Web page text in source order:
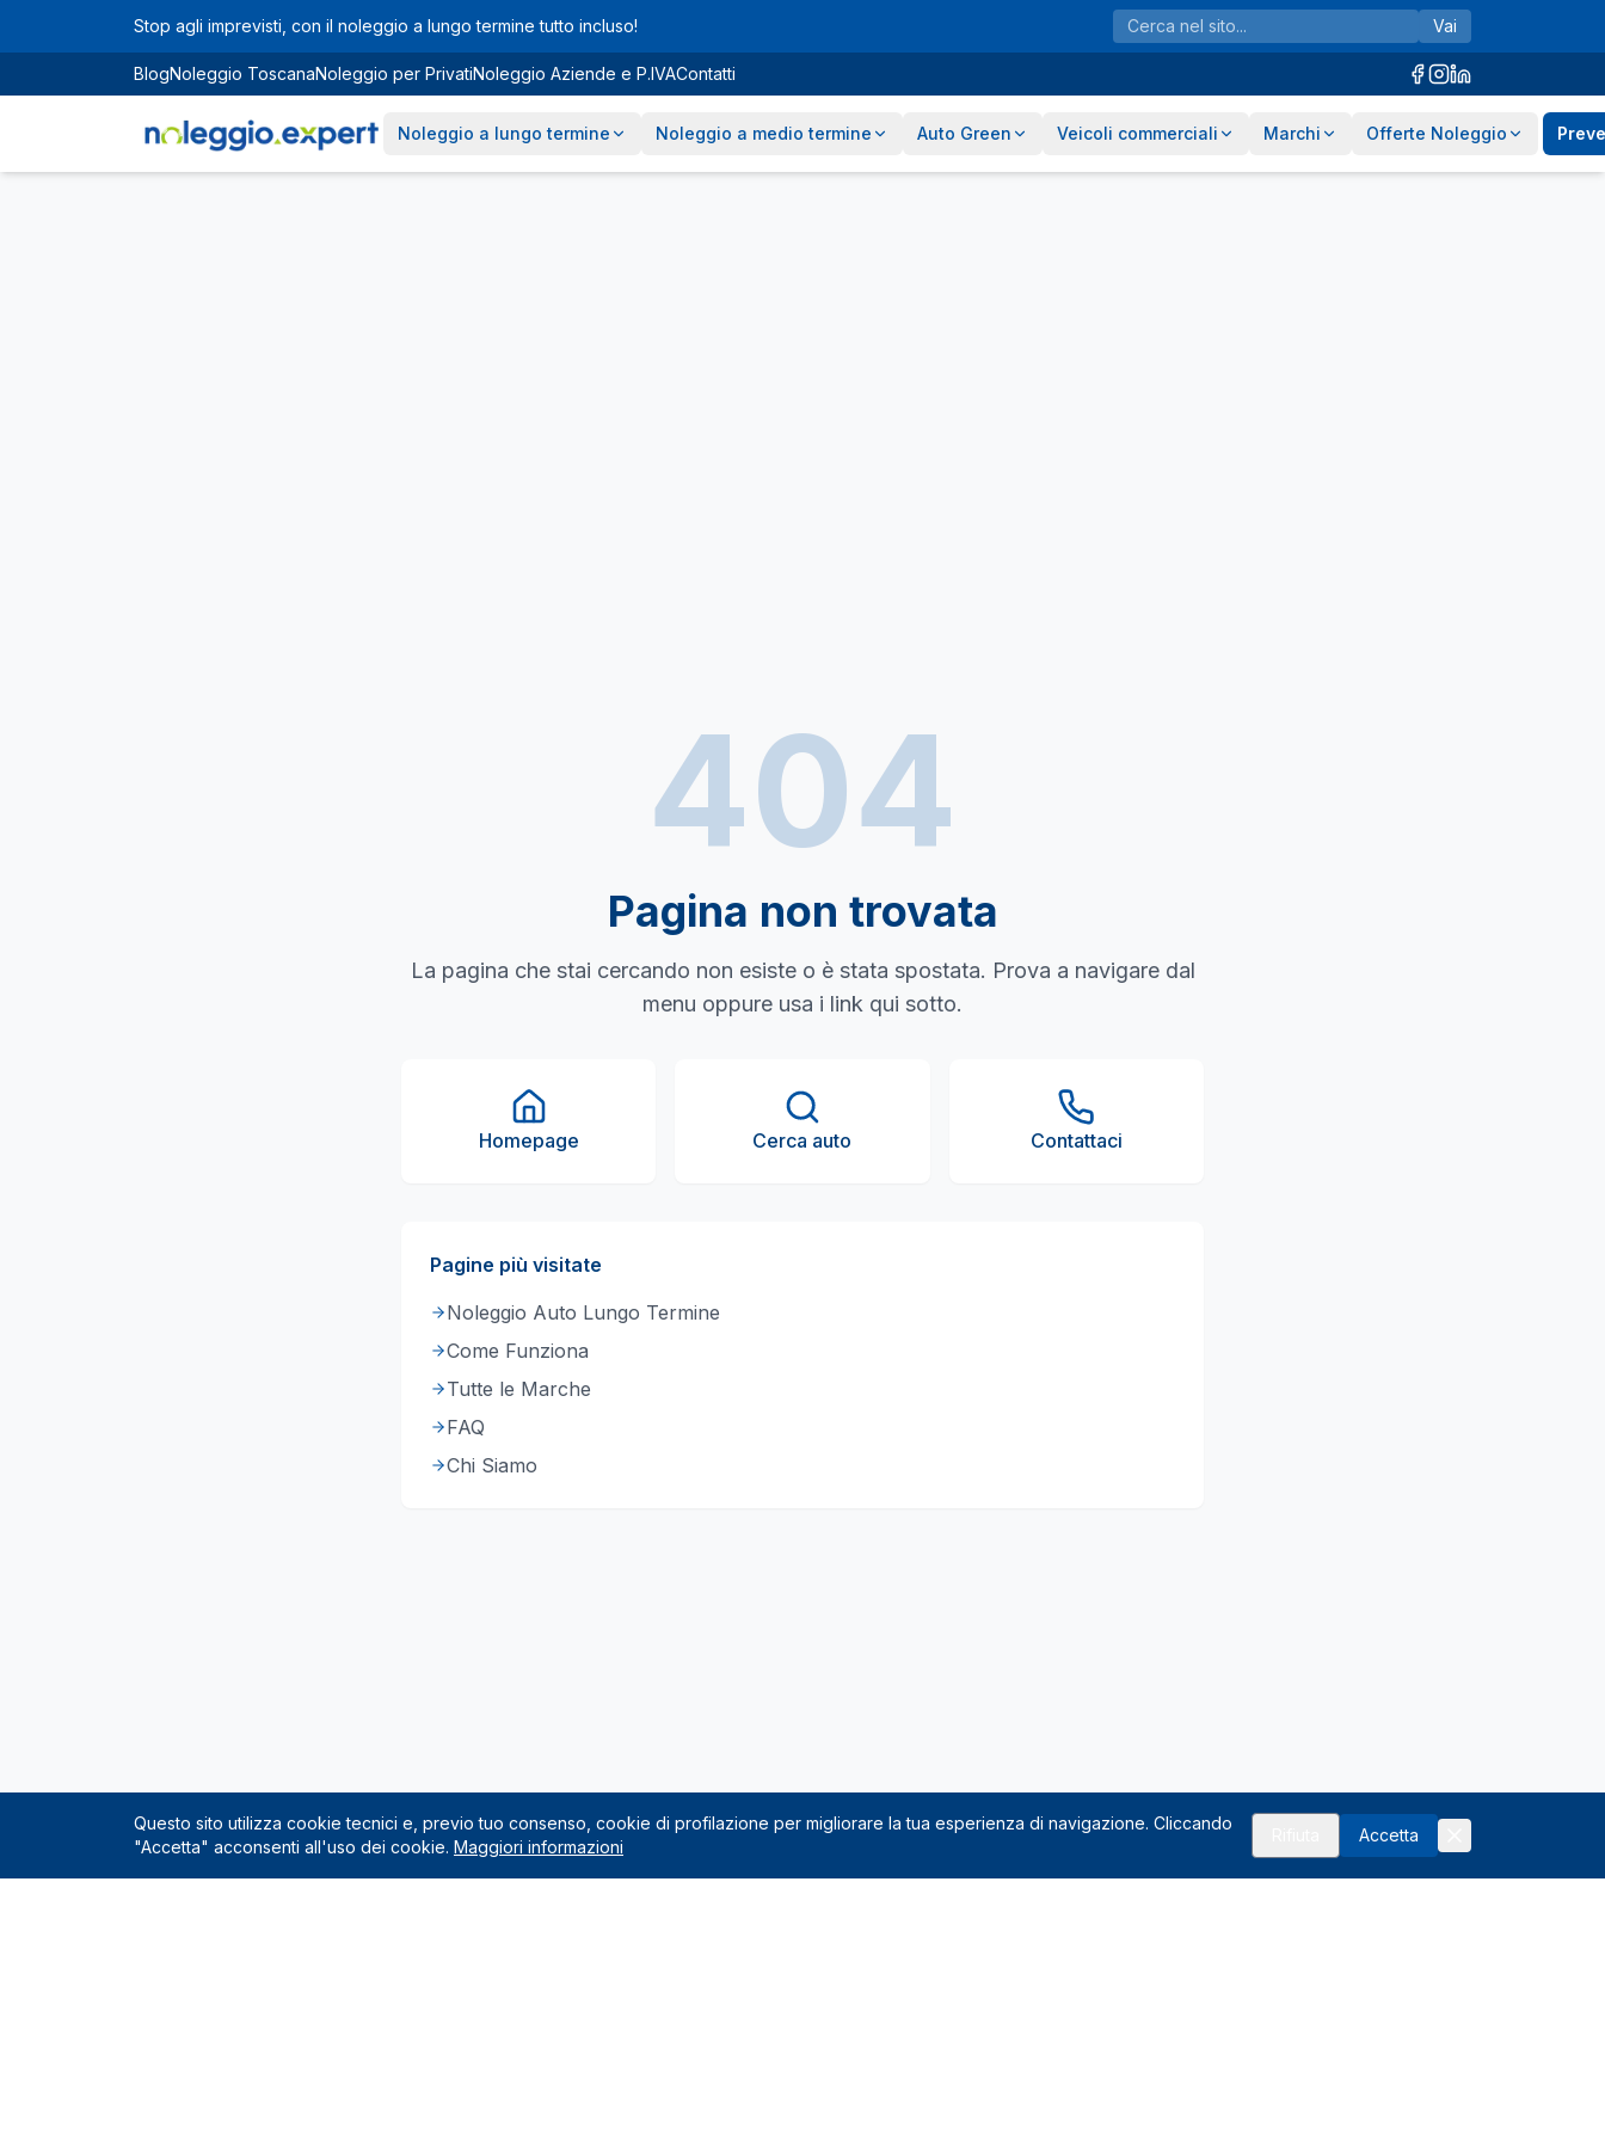
Vai al contenuto principale
Stop agli imprevisti, con il noleggio a lungo termine tutto incluso! Vai
BlogNoleggio ToscanaNoleggio per PrivatiNoleggio Aziende e P.IVAContatti
Noleggio a lungo termine Noleggio a medio termine Auto Green Veicoli commerciali Marchi Offerte Noleggio
404
Pagina non trovata
La pagina che stai cercando non esiste o è stata spostata. Prova a navigare dal
menu oppure usa i link qui sotto.
Homepage Cerca auto Contattaci
Pagine più visitate
Noleggio Auto Lungo Termine
Come Funziona
Tutte le Marche
FAQ
Chi Siamo
Questo sito utilizza cookie tecnici e, previo tuo consenso, cookie di profilazione per migliorare la tua esperienza di navigazione. Cliccando
"Accetta" acconsenti all'uso dei cookie. Maggiori informazioni
Accetta